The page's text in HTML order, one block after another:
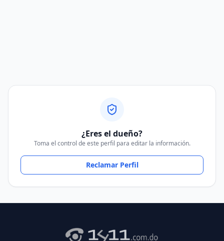
¿Eres el dueño?
Toma el control de este perfil para editar la información.
Reclamar Perfil